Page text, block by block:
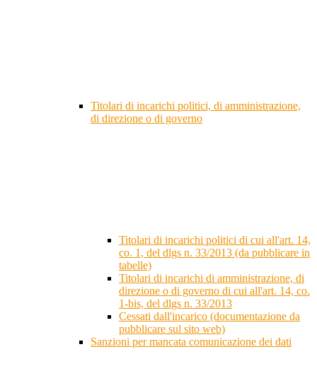
Titolari di incarichi politici, di amministrazione,
di direzione o di governo
Titolari di incarichi politici di cui all'art. 14,
co. 1, del dlgs n. 33/2013 (da pubblicare in
tabelle)
Titolari di incarichi di amministrazione, di
direzione o di governo di cui all'art. 14, co.
1-bis, del dlgs n. 33/2013
Cessati dall'incarico (documentazione da
pubblicare sul sito web)
Sanzioni per mancata comunicazione dei dati